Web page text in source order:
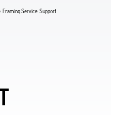
Framing Service Support